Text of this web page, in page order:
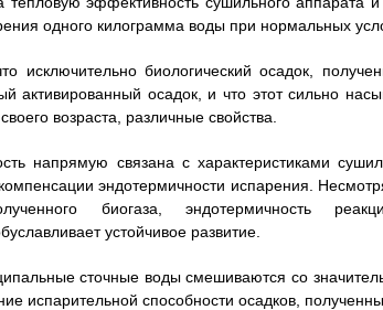
одного килограмма воды при нормальных
исключительно биологический осадок,
активированный осадок, и что этот сильно
возраста, различные свойства.
напрямую связана с характеристиками
эндотермичности испарения.
биогаза, эндотермичность
устойчивое развитие.
сточные воды смешиваются со
испарительной способности осадков,